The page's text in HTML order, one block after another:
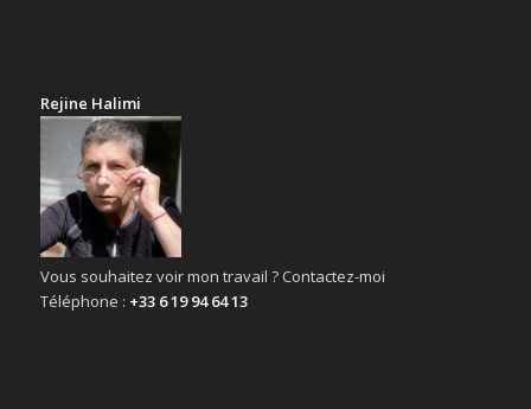
Rejine Halimi
Vous souhaitez voir mon travail ? Contactez-moi
Téléphone : +33 6 19 94 64 13